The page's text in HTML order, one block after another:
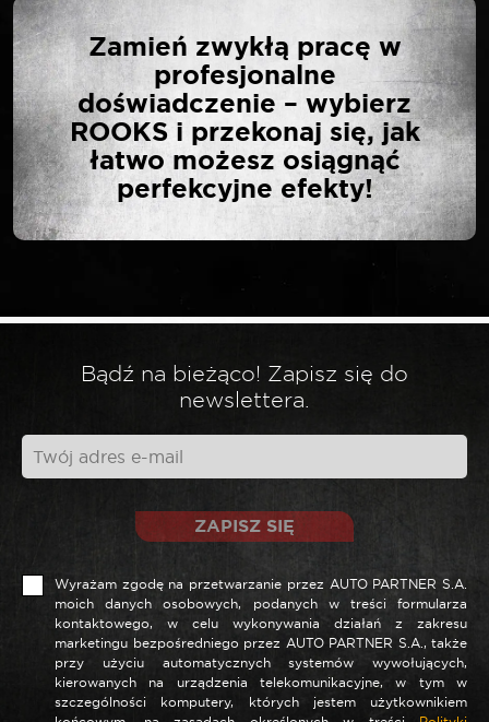
NAPISZ PIERWSZĄ
OPINIĘ O „SELTA
NASADKA 3/8″ 6-KĄTNA
9 MM”
Twój adres email nie zostanie opublikowany.
Wymagane pola są oznaczone
*
Twoja opinia*
Nazwa *
Zamień zwykłą pracę w
profesjonalne
doświadczenie – wybierz
ROOKS i przekonaj się, jak
łatwo możesz osiągnąć
perfekcyjne efekty!
Bądź na bieżąco! Zapisz się do
newslettera.
ZAPISZ SIĘ
Wyrażam zgodę na przetwarzanie przez AUTO PARTNER S.A.
moich danych osobowych, podanych w treści formularza
kontaktowego, w celu wykonywania działań z zakresu
marketingu bezpośredniego przez AUTO PARTNER S.A., także
przy użyciu automatycznych systemów wywołujących,
kierowanych na urządzenia telekomunikacyjne, w tym w
szczególności komputery, których jestem użytkownikiem